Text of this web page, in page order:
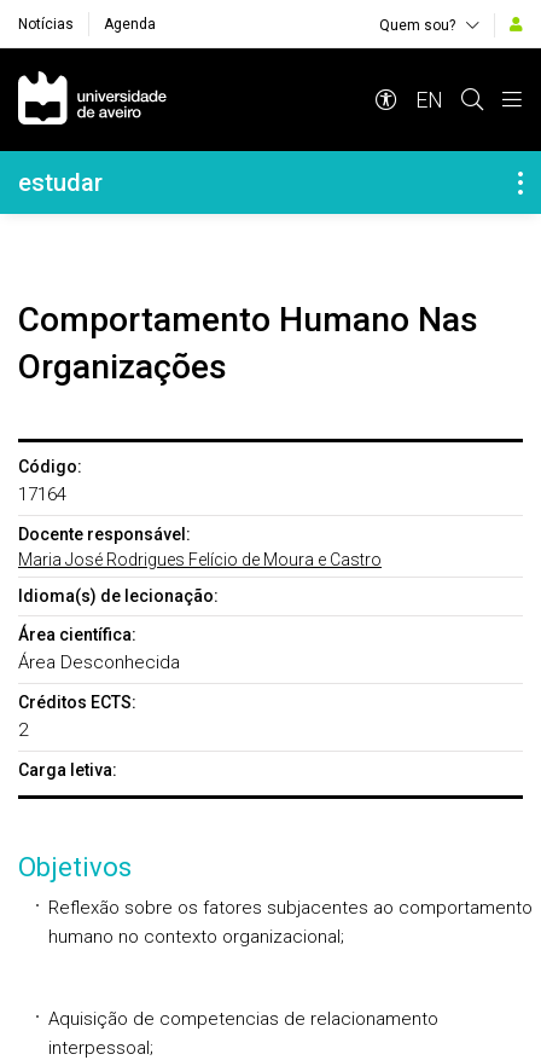
Notícias Agenda Quem sou?
Navegação Principal
EN
Navegação Lateral
estudar
Comportamento Humano Nas
Organizações
Código:
17164
Docente responsável:
Maria José Rodrigues Felício de Moura e Castro
Idioma(s) de lecionação:
Área científica:
Área Desconhecida
Créditos ECTS:
2
Carga letiva:
Objetivos
Reflexão sobre os fatores subjacentes ao comportamento
humano no contexto organizacional;
Aquisição de competencias de relacionamento
interpessoal;